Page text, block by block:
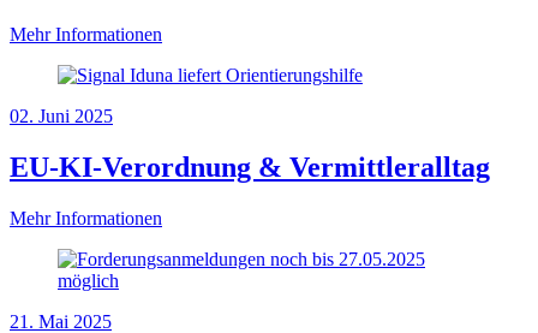
Mehr Informationen
02. Juni 2025
EU-KI-Verordnung & Vermittleralltag
Mehr Informationen
21. Mai 2025